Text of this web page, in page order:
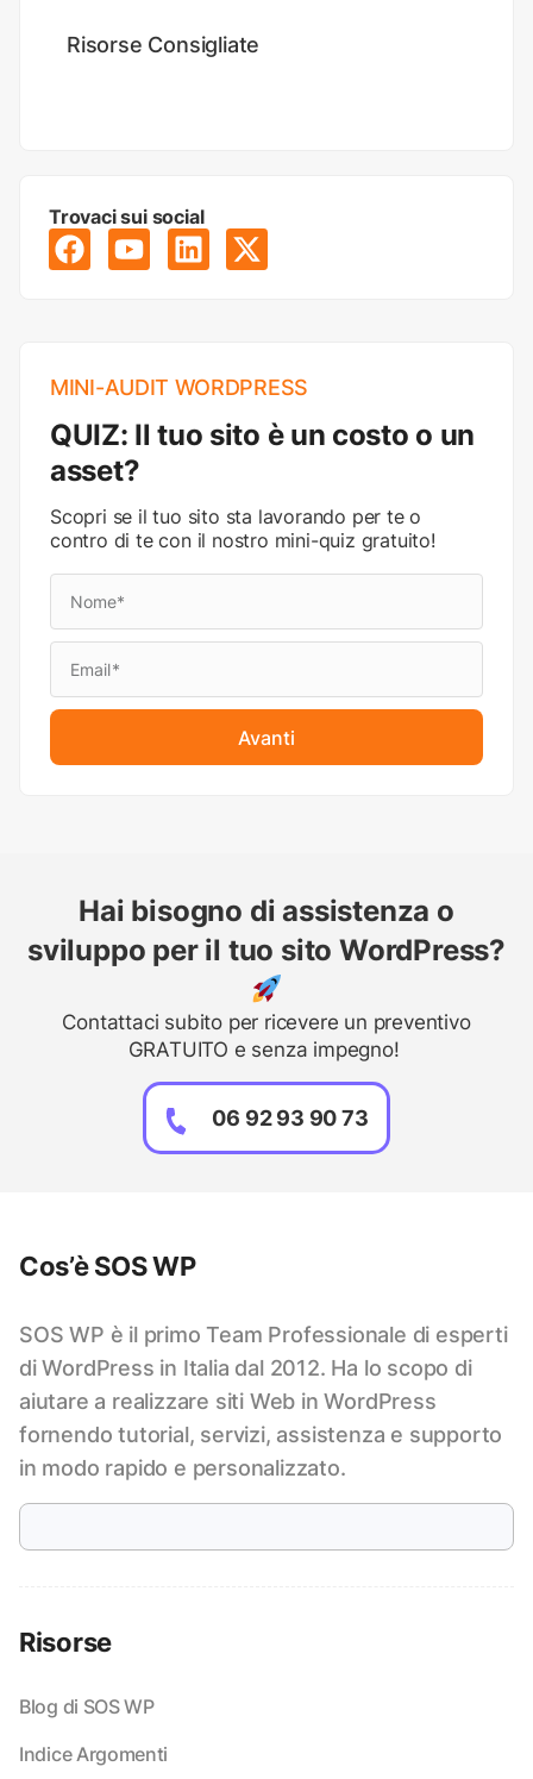
Risorse Consigliate
Trovaci sui social
MINI-AUDIT WORDPRESS
QUIZ: Il tuo sito è un costo o un
asset?
Scopri se il tuo sito sta lavorando per te o
contro di te con il nostro mini-quiz gratuito!
Avanti
Hai bisogno di assistenza o
sviluppo per il tuo sito WordPress?
Contattaci subito per ricevere un preventivo
GRATUITO e senza impegno!
06 92 93 90 73
Cos’è SOS WP
SOS WP è il primo Team Professionale di esperti
di WordPress in Italia dal 2012. Ha lo scopo di
aiutare a realizzare siti Web in WordPress
fornendo tutorial, servizi, assistenza e supporto
in modo rapido e personalizzato.
Risorse
Blog di SOS WP
Indice Argomenti